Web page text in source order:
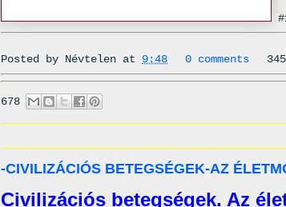
Posted by Névtelen at 9:48 0 comments 345
678
-CIVILIZÁCIÓS BETEGSÉGEK-AZ
Civilizációs betegségek. Az